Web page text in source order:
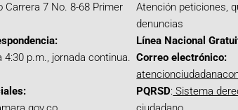
Carrera 7 No. 8-68 Primer
4:30 p.m., jornada continua.
Atención peticiones,
denuncias
Línea Nacional
Correo electrónico:
PQRSD: Sistema